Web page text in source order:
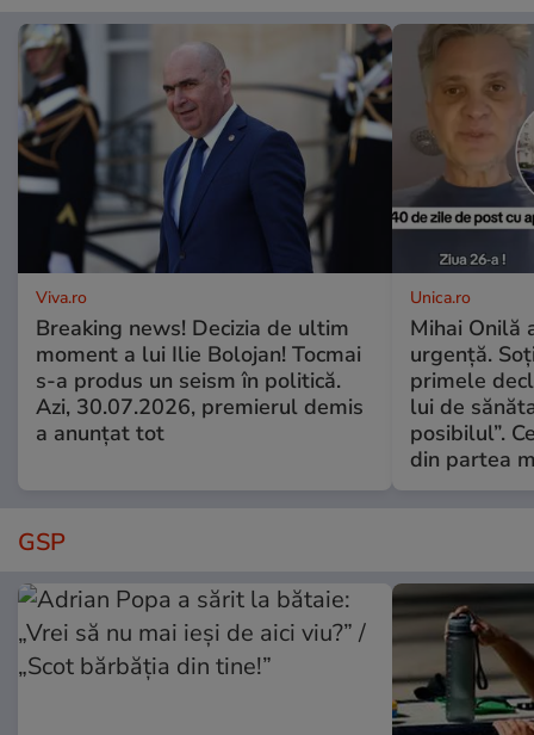
Viva.ro
Breaking news! Decizia de ultim
moment a lui Ilie Bolojan! Tocmai
s-a produs un seism în politică.
Azi, 30.07.2026, premierul demis
a anunțat tot
Unica.ro
Mihai Onilă
urgență.
primele
lui de
posibilul”.
din partea
GSP